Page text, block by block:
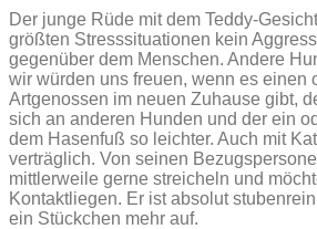
Der junge Rüde mit dem Teddy-
größten Stresssituationen kein
gegenüber dem Menschen. Andere
wir würden uns freuen, wenn es einen
Artgenossen im neuen Zuhause gibt,
sich an anderen Hunden und der ein
dem Hasenfuß so leichter. Auch mit
verträglich. Von seinen
mittlerweile gerne streicheln und
Kontaktliegen. Er ist absolut
ein Stückchen mehr auf.